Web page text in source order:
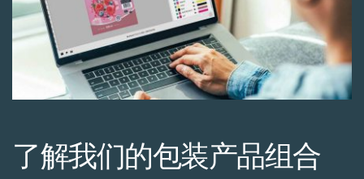
了解我们的包装产品组合